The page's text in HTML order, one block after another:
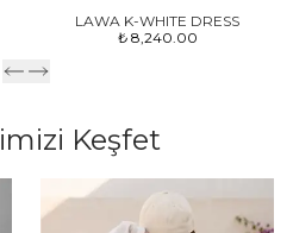
LAWA K-WHITE DRESS
₺ 8,240.00
Keşfet